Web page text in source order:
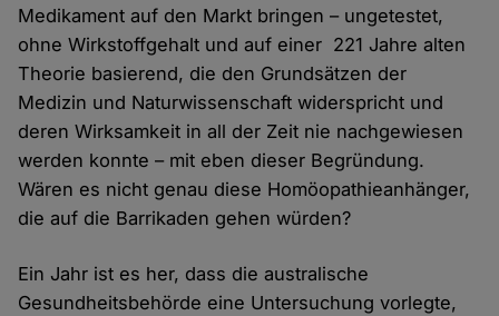
Medikament auf den Markt bringen – ungetestet,
ohne Wirkstoffgehalt und auf einer 221 Jahre alten
Theorie basierend, die den Grundsätzen der
Medizin und Naturwissenschaft widerspricht und
deren Wirksamkeit in all der Zeit nie nachgewiesen
werden konnte – mit eben dieser Begründung.
Wären es nicht genau diese Homöopathieanhänger,
die auf die Barrikaden gehen würden?
Ein Jahr ist es her, dass die australische
Gesundheitsbehörde eine Untersuchung vorlegte,